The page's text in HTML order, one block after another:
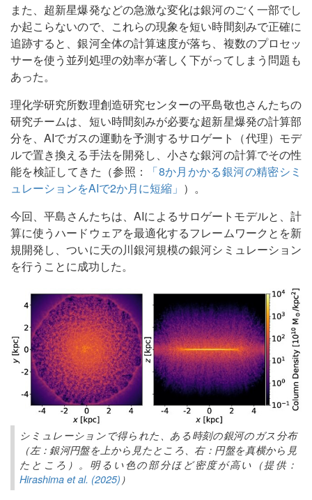
また、超新星爆発などの急激な変化は銀河のごく一部でし
か起こらないので、これらの現象を短い時間刻みで正確に
追跡すると、銀河全体の計算速度が落ち、複数のプロセッ
サーを使う並列処理の効率が著しく下がってしまう問題も
あった。
理化学研究所数理創造研究センターの平島敬也さんたちの
研究チームは、短い時間刻みが必要な超新星爆発の計算部
分を、AIでガスの運動を予測するサロゲート（代理）モデ
ルで置き換える手法を開発し、小さな銀河の計算でその性
能を検証してきた（参照：
「8か月かかる銀河の精密シミ
ュレーションをAIで2か月に短縮」 ）。
今回、平島さんたちは、AIによるサロゲートモデルと、計
算に使うハードウェアを最適化するフレームワークとを新
規開発し、ついに天の川銀河規模の銀河シミュレーション
を行うことに成功した。
シミュレーションで得られた、ある時刻の銀河のガス分布
（左：銀河円盤を上から見たところ、右：円盤を真横から見
たところ）。明るい色の部分ほど密度が高い（提供：
Hirashima et al. (2025) ）